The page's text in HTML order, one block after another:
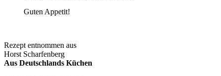
Guten Appetit!
Rezept entnommen aus
Horst Scharfenberg
Aus Deutschlands Küchen